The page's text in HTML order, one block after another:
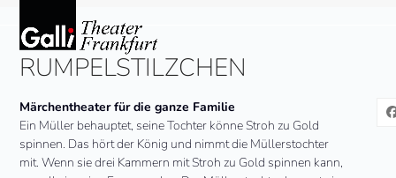
mobile
menu
mobile
menu
RUMPELSTILZCHEN
Märchentheater für die ganze Familie
Ein Müller behauptet, seine Tochter könne Stroh zu Gold
spinnen. Das hört der König und nimmt die Müllerstochter
mit. Wenn sie drei Kammern mit Stroh zu Gold spinnen kann,